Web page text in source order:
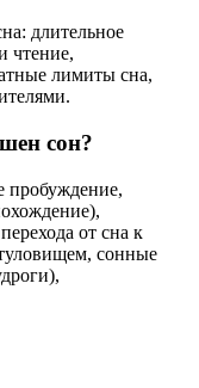
длительное
чтение,
лимиты сна,
сон?
пробуждение,
от сна к
сонные